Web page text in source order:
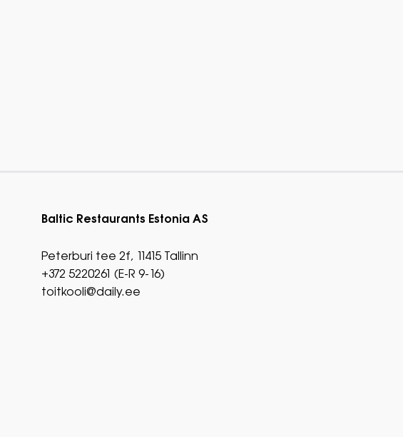
Baltic Restaurants Estonia AS
Peterburi tee 2f, 11415 Tallinn
+372 5220261 (E-R 9-16)
toitkooli@daily.ee